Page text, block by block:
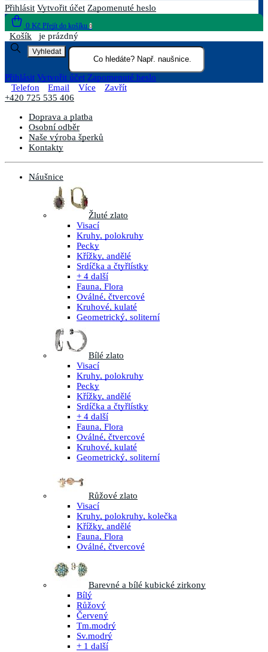
Přihlásit Vytvořit účet Zapomenuté heslo
0 Kč Přejít do košíku 0
Košík je prázdný
Vyhledat
Přihlásit Vytvořit účet Zapomenuté heslo
Telefon
Email Více
Zavřít
+420 725 535 406
Doprava a platba
Osobní odběr
Naše výroba šperků
Kontakty
Náušnice
Žluté zlato
Visací
Kruhy, polokruhy
Pecky
Křížky, andělé
Srdíčka a čtyřlístky
+ 4 další
Fauna, Flora
Oválné, čtvercové
Kruhové, kulaté
Geometrický, soliterní
Bílé zlato
Visací
Kruhy, polokruhy
Pecky
Křížky, andělé
Srdíčka a čtyřlístky
+ 4 další
Fauna, Flora
Oválné, čtvercové
Kruhové, kulaté
Geometrický, soliterní
Růžové zlato
Visací
Kruhy, polokruhy, kolečka
Křížky, andělé
Fauna, Flora
Oválné, čtvercové
Barevné a bílé kubické zirkony
Bílý
Růžový
Červený
Tm.modrý
Sv.modrý
+ 1 další